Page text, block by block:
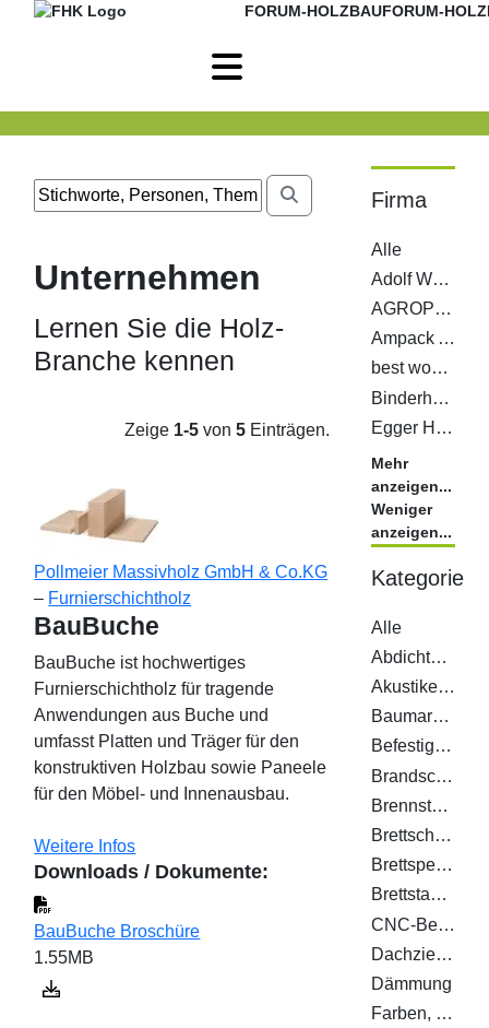
FORUM-HOLZBAUFORUM-
Unternehmen
Lernen Sie die Holz-
Branche kennen
Zeige 1-5 von5 Einträgen.
Pollmeier Massivholz GmbH & Co.KG
– Furnierschichtholz
BauBuche
BauBuche ist hochwertiges
Furnierschichtholz für tragende
Anwendungen aus Buche und
umfasst Platten und Träger für den
konstruktiven Holzbau sowie Paneele
für den Möbel- und Innenausbau.
Weitere Infos
Downloads / Dokumente:
BauBuche Broschüre
1.55MB
Firma
Alle
Adolf Würth GmbH & Co. KG
AGROP NOVA a. s.
Ampack AG
best wood SCHNEIDER GmbH
Binderholz GmbH
Egger Holzwerkstoffe Wismar GmbH & Co. KG
Mehr
anzeigen...
Weniger
anzeigen...
Kategorie
Alle
Abdichtsysteme
Akustikelemente
Baumarktprodukte
Befestigungssystem
Brandschutz
Brennstoffe
Brettschichtholz (BSH)
Brettsperrholz (BSP)
Brettstapeldecke
CNC-Bearbeitungszentren
Dachziegel
Dämmung
Farben, Lacke, Öle, Lasuren, Holzschutz